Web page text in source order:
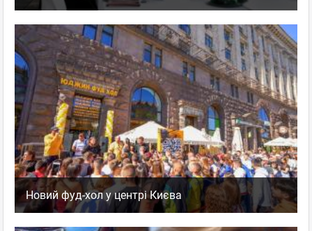
Новий фуд-хол у центрі Києва